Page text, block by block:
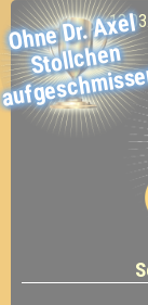
Ohne Dr.
Axel
Stollchen
aufgesch